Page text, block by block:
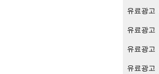
유료광고
유료광고
유료광고
유료광고